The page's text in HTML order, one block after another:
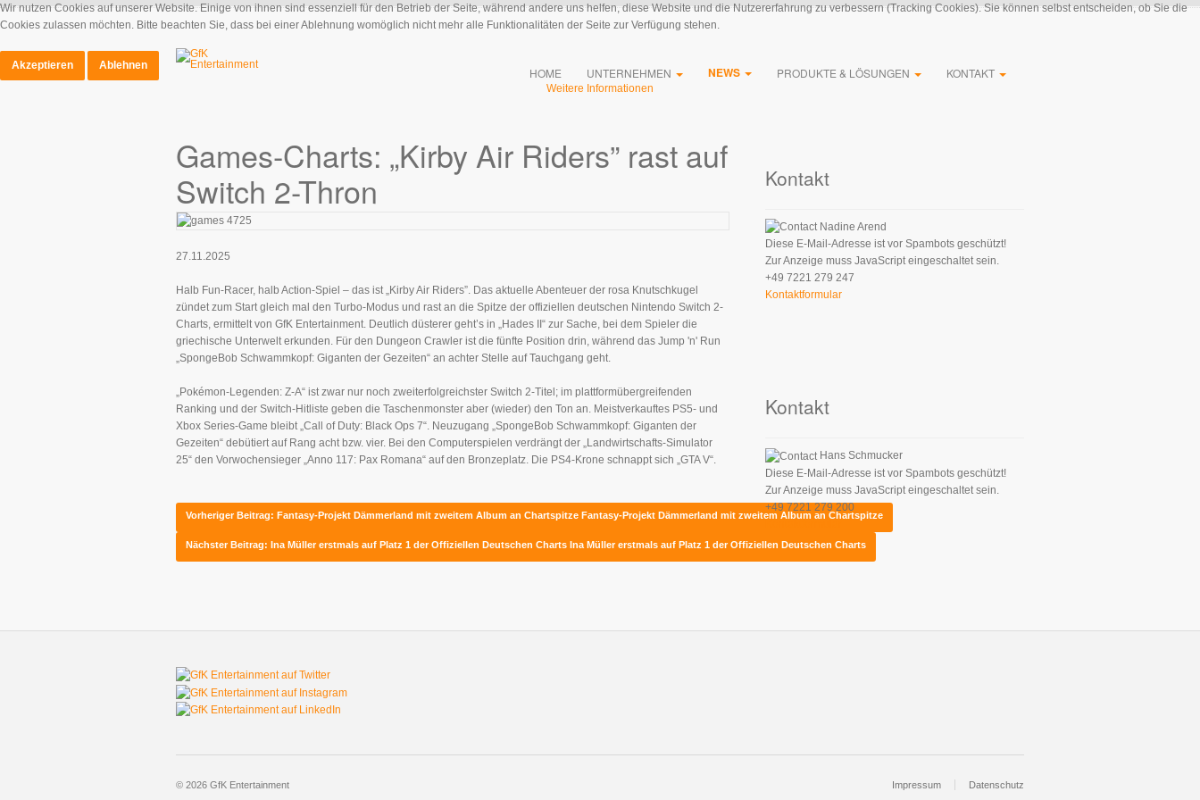
HOME UNTERNEHMEN NEWS PRODUKTE & LÖSUNGEN KONTAKT
Games-Charts: „Kirby Air Riders” rast auf
Switch 2-Thron
27.11.2025
Halb Fun-Racer, halb Action-Spiel – das ist „Kirby Air Riders”. Das aktuelle Abenteuer der rosa Knutschkugel
zündet zum Start gleich mal den Turbo-Modus und rast an die Spitze der offiziellen deutschen Nintendo Switch 2-
Charts, ermittelt von GfK Entertainment. Deutlich düsterer geht’s in „Hades II“ zur Sache, bei dem Spieler die
griechische Unterwelt erkunden. Für den Dungeon Crawler ist die fünfte Position drin, während das Jump 'n' Run
„SpongeBob Schwammkopf: Giganten der Gezeiten“ an achter Stelle auf Tauchgang geht.
„Pokémon-Legenden: Z-A“ ist zwar nur noch zweiterfolgreichster Switch 2-Titel; im plattformübergreifenden
Ranking und der Switch-Hitliste geben die Taschenmonster aber (wieder) den Ton an. Meistverkauftes PS5- und
Xbox Series-Game bleibt „Call of Duty: Black Ops 7“. Neuzugang „SpongeBob Schwammkopf: Giganten der
Gezeiten“ debütiert auf Rang acht bzw. vier. Bei den Computerspielen verdrängt der „Landwirtschafts-Simulator
25“ den Vorwochensieger „Anno 117: Pax Romana“ auf den Bronzeplatz. Die PS4-Krone schnappt sich „GTA V“.
Vorheriger Beitrag: Fantasy-Projekt Dämmerland mit zweitem Album an Chartspitze Fantasy-Projekt Dämmerland mit zweitem Album an Chartspitze
Nächster Beitrag: Ina Müller erstmals auf Platz 1 der Offiziellen Deutschen Charts Ina Müller erstmals auf Platz 1 der Offiziellen Deutschen Charts
Kontakt
Nadine Arend
Diese E-Mail-Adresse ist vor Spambots geschützt!
Zur Anzeige muss JavaScript eingeschaltet sein.
+49 7221 279 247
Kontaktformular
Kontakt
Hans Schmucker
Diese E-Mail-Adresse ist vor Spambots geschützt!
Zur Anzeige muss JavaScript eingeschaltet sein.
+49 7221 279 200
© 2026 GfK Entertainment Impressum Datenschutz
Wir nutzen Cookies auf unserer Website. Einige von ihnen sind essenziell für den Betrieb der Seite, während andere uns helfen, diese Website und die Nutzererfahrung zu verbessern (Tracking Cookies). Sie können selbst entscheiden, ob Sie die
Cookies zulassen möchten. Bitte beachten Sie, dass bei einer Ablehnung womöglich nicht mehr alle Funktionalitäten der Seite zur Verfügung stehen.
Akzeptieren
Ablehnen
Weitere Informationen